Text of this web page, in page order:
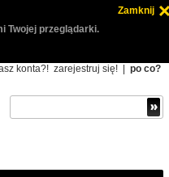
Zamknij
Twojej przeglądarki.
konta?! zarejestruj się! po co?